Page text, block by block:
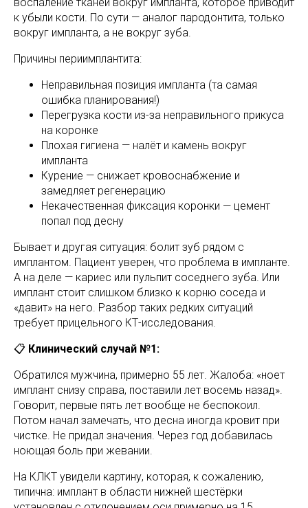
к убыли кости. По сути — аналог пародонтита, только
вокруг импланта, а не вокруг зуба.
Причины периимплантита:
Неправильная позиция импланта (та самая
ошибка планирования!)
Перегрузка кости из-за неправильного прикуса
на коронке
Плохая гигиена — налёт и камень вокруг
импланта
Курение — снижает кровоснабжение и
замедляет регенерацию
Некачественная фиксация коронки — цемент
попал под десну
Бывает и другая ситуация: болит зуб рядом с
имплантом. Пациент уверен, что проблема в импланте.
А на деле — кариес или пульпит соседнего зуба. Или
имплант стоит слишком близко к корню соседа и
«давит» на него. Разбор таких редких ситуаций
требует прицельного КТ-исследования.
📋 Клинический случай №1:
Обратился мужчина, примерно 55 лет. Жалоба: «ноет
имплант снизу справа, поставили лет восемь назад».
Говорит, первые пять лет вообще не беспокоил.
Потом начал замечать, что десна иногда кровит при
чистке. Не придал значения. Через год добавилась
ноющая боль при жевании.
На КЛКТ увидели картину, которая, к сожалению,
типична: имплант в области нижней шестёрки